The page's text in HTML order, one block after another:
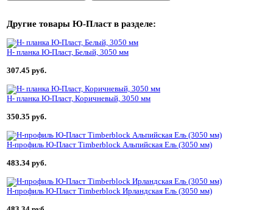
Другие товары Ю-Пластв разделе:
H- планка Ю-Пласт, Белый, 3050 мм
307.45 руб.
H- планка Ю-Пласт, Коричневый, 3050 мм
350.35 руб.
H-профиль Ю-Пласт Timberblock Альпийская Ель (3050 мм)
483.34 руб.
H-профиль Ю-Пласт Timberblock Ирландская Ель (3050 мм)